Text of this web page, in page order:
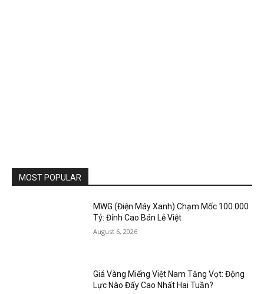
MOST POPULAR
MWG (Điện Máy Xanh) Chạm Mốc 100.000
Tỷ: Đỉnh Cao Bán Lẻ Việt
August 6, 2026
Giá Vàng Miếng Việt Nam Tăng Vọt: Động
Lực Nào Đẩy Cao Nhất Hai Tuần?